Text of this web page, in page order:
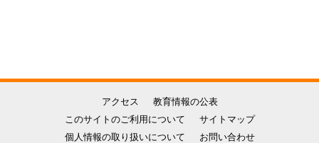
アクセス
教育情報の公表
このサイトのご利用について
サイトマップ
個人情報の取り扱いについて
お問い合わせ